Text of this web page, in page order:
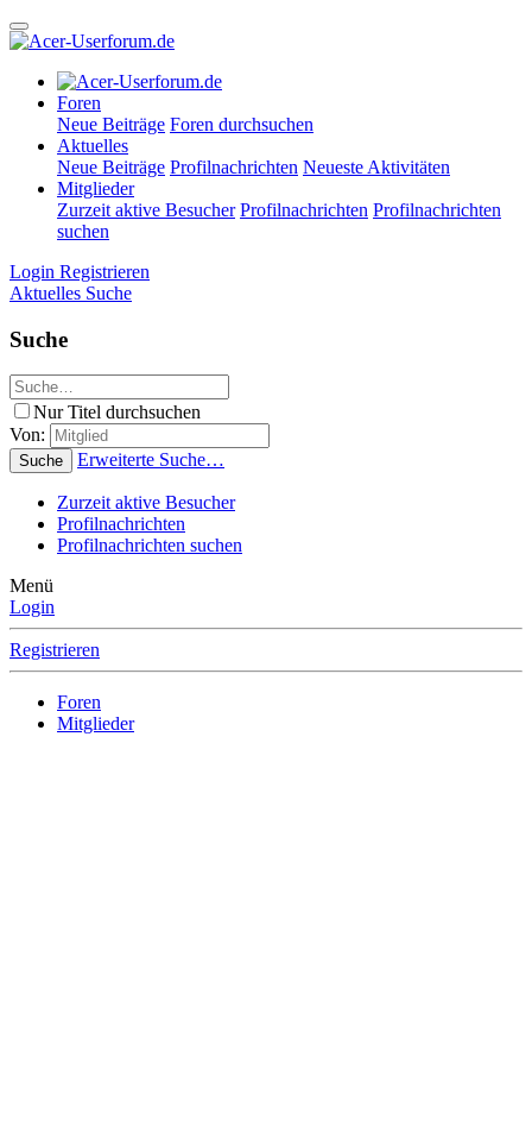
Foren
Neue Beiträge Foren durchsuchen
Aktuelles
Neue Beiträge Profilnachrichten Neueste Aktivitäten
Mitglieder
Zurzeit aktive Besucher Profilnachrichten Profilnachrichten
suchen
Login Registrieren
Aktuelles Suche
Suche
Nur Titel durchsuchen
Von:
Suche Erweiterte Suche…
Zurzeit aktive Besucher
Profilnachrichten
Profilnachrichten suchen
Menü
Login
Registrieren
Foren
Mitglieder